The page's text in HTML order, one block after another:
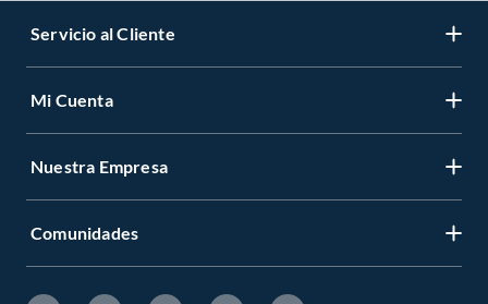
Servicio al Cliente
Mi Cuenta
Nuestra Empresa
Comunidades